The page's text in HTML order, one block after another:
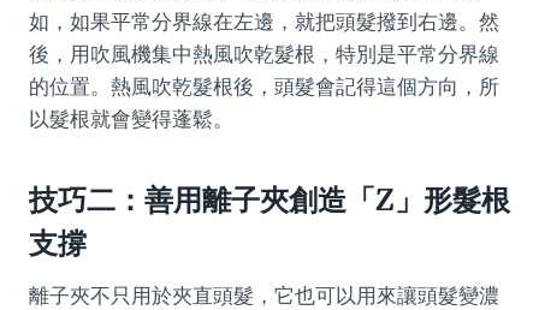
如，如果平常分界線在左邊，就把頭髮撥到右邊。然
後，用吹風機集中熱風吹乾髮根，特別是平常分界線
的位置。熱風吹乾髮根後，頭髮會記得這個方向，所
以髮根就會變得蓬鬆。
技巧二：善用離子夾創造「Z」形髮根
支撐
離子夾不只用於夾直頭髮，它也可以用來讓頭髮變濃